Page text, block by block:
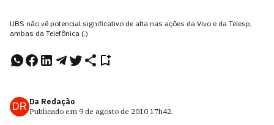
UBS não vê potencial significativo de alta nas ações da Vivo e da Telesp,
ambas da Telefônica (.)
DR Da Redação
Publicado em 9 de agosto de 2010 17h42.